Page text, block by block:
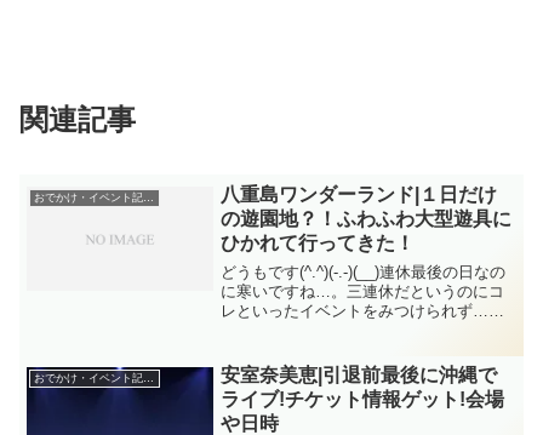
関連記事
八重島ワンダーランド|１日だけ
の遊園地？！ふわふわ大型遊具に
ひかれて行ってきた！
どうもです(^.^)(-.-)(__)連休最後の日なの
に寒いですね…。三連休だというのにコ
レといったイベントをみつけられず…。
は、沖縄市の八重島公園で行われるイベ
ントに...
安室奈美恵|引退前最後に沖縄で
ライブ!チケット情報ゲット!会場
や日時